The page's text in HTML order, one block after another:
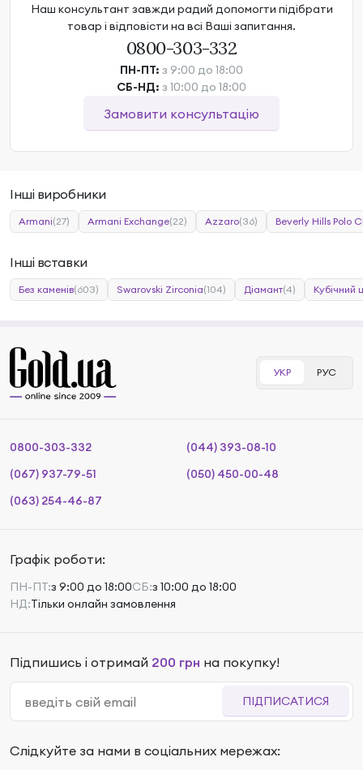
Наш консультант завжди радий допомогти підібрати
товар і відповісти на всі Ваші запитання.
0800-303-332
ПН-ПТ: з 9:00 до 18:00
СБ-НД: з 10:00 до 18:00
Замовити консультацію
Інші виробники
Armani(27) Armani Exchange(22) Azzaro(36) Beverly Hills Polo
Інші вставки
Без каменів(603) Swarovski Zirconia(104) Діамант(4) Кубічний
УКР РУС
0800-303-332
(044) 393-08-10
(067) 937-79-51
(050) 450-00-48
(063) 254-46-87
Графік роботи:
ПН-ПТ:з 9:00 до 18:00СБ:з 10:00 до 18:00
НД:Тільки онлайн замовлення
Підпишись і отримай 200 грн на покупку!
ПІДПИСАТИСЯ
Слідкуйте за нами в соціальних мережах: